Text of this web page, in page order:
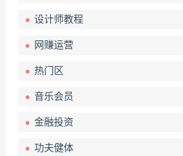
设计师教程
网赚运营
热门区
音乐会员
金融投资
功夫健体